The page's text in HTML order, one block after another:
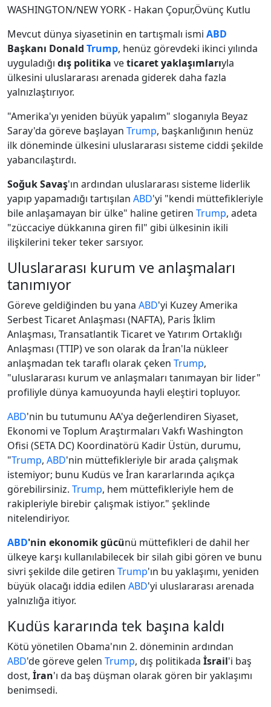
WASHINGTON/NEW YORK - Hakan Çopur,Övünç Kutlu
Mevcut dünya siyasetinin en tartışmalı ismi ABD
Başkanı Donald Trump, henüz görevdeki ikinci yılında
uyguladığı dış politika veticaret yaklaşımlarıyla
ülkesini uluslararası arenada giderek daha fazla
yalnızlaştırıyor.
"Amerika'yı yeniden büyük yapalım" sloganıyla Beyaz
Saray'da göreve başlayan Trump, başkanlığının henüz
ilk döneminde ülkesini uluslararası sisteme ciddi şekilde
yabancılaştırdı.
Soğuk Savaş'ın ardından uluslararası sisteme liderlik
yapıp yapamadığı tartışılan ABD'yi "kendi müttefikleriyle
bile anlaşamayan bir ülke" haline getiren Trump, adeta
"züccaciye dükkanına giren fil" gibi ülkesinin ikili
ilişkilerini teker teker sarsıyor.
Uluslararası kurum ve anlaşmaları
tanımıyor
Göreve geldiğinden bu yana ABD'yi Kuzey Amerika
Serbest Ticaret Anlaşması (NAFTA), Paris İklim
Anlaşması, Transatlantik Ticaret ve Yatırım Ortaklığı
Anlaşması (TTIP) ve son olarak da İran'la nükleer
anlaşmadan tek taraflı olarak çeken Trump,
"uluslararası kurum ve anlaşmaları tanımayan bir lider"
profiliyle dünya kamuoyunda hayli eleştiri topluyor.
ABD'nin bu tutumunu AA'ya değerlendiren Siyaset,
Ekonomi ve Toplum Araştırmaları Vakfı Washington
Ofisi (SETA DC) Koordinatörü Kadir Üstün, durumu,
"Trump, ABD'nin müttefikleriyle bir arada çalışmak
istemiyor; bunu Kudüs ve İran kararlarında açıkça
görebilirsiniz. Trump, hem müttefikleriyle hem de
rakipleriyle birebir çalışmak istiyor." şeklinde
nitelendiriyor.
ABD'nin ekonomik gücünü müttefikleri de dahil her
ülkeye karşı kullanılabilecek bir silah gibi gören ve bunu
sivri şekilde dile getiren Trump'ın bu yaklaşımı, yeniden
büyük olacağı iddia edilen ABD'yi uluslararası arenada
yalnızlığa itiyor.
Kudüs kararında tek başına kaldı
Kötü yönetilen Obama'nın 2. döneminin ardından
ABD'de göreve gelen Trump, dış politikada İsrail'i baş
dost, İran'ı da baş düşman olarak gören bir yaklaşımı
benimsedi.